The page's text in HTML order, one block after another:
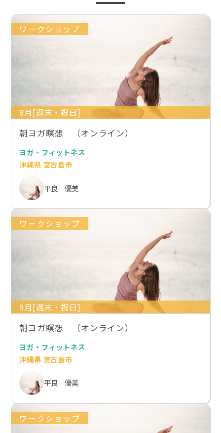
ワークショップ
8月[週末・祝日]
朝ヨガ瞑想 （オンライン）
ヨガ・フィットネス
沖縄県 宮古島市
平良 優美
ワークショップ
9月[週末・祝日]
朝ヨガ瞑想 （オンライン）
ヨガ・フィットネス
沖縄県 宮古島市
平良 優美
ワークショップ